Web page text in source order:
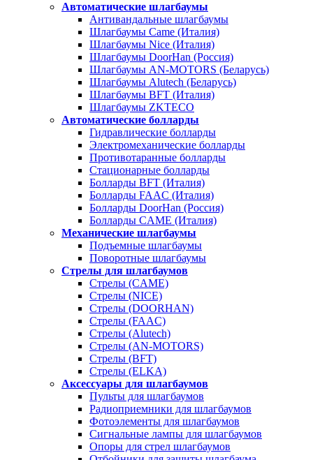
Автоматические шлагбаумы
Антивандальные шлагбаумы
Шлагбаумы Came (Италия)
Шлагбаумы Nice (Италия)
Шлагбаумы DoorHan (Россия)
Шлагбаумы AN-MOTORS (Беларусь)
Шлагбаумы Alutech (Беларусь)
Шлагбаумы BFT (Италия)
Шлагбаумы ZKTECO
Автоматические болларды
Гидравлические болларды
Электромеханические болларды
Противотаранные болларды
Стационарные болларды
Болларды BFT (Италия)
Болларды FAAC (Италия)
Болларды DoorHan (Россия)
Болларды CAME (Италия)
Механические шлагбаумы
Подъемные шлагбаумы
Поворотные шлагбаумы
Стрелы для шлагбаумов
Стрелы (CAME)
Стрелы (NICE)
Стрелы (DOORHAN)
Стрелы (FAAC)
Стрелы (Alutech)
Стрелы (AN-MOTORS)
Стрелы (BFT)
Стрелы (ELKA)
Аксессуары для шлагбаумов
Пульты для шлагбаумов
Радиоприемники для шлагбаумов
Фотоэлементы для шлагбаумов
Сигнальные лампы для шлагбаумов
Опоры для стрел шлагбаумов